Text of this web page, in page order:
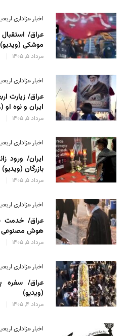
اخبار عزاداری اربعین ۲۰۲۶
عراق/ استقبال
موشکی (ویدیو)
مرداد 5, 1405
اخبار عزاداری اربعین ۲۰۲۶
عراق/ زیارت
ایران و نوه او
مرداد 5, 1405
اخبار عزاداری اربعین ۲۰۲۶
ایران/ ورود
بازرگان (ویدیو)
مرداد 5, 1405
اخبار عزاداری اربعین ۲۰۲۶
عراق/ خدمت
هوش مصنوعی
مرداد 5, 1405
اخبار عزاداری اربعین ۲۰۲۶
عراق/ سفره
(ویدیو)
مرداد 4, 1405
اخبار عزاداری اربعین ۲۰۲۶